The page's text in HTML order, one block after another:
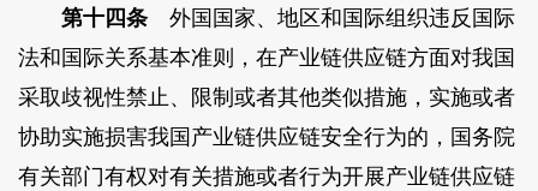
第十四条外国国家、地区和国际组织违反国际
法和国际关系基本准则，在产业链供应链方面对我国
采取歧视性禁止、限制或者其他类似措施，实施或者
协助实施损害我国产业链供应链安全行为的，国务院
有关部门有权对有关措施或者行为开展产业链供应链